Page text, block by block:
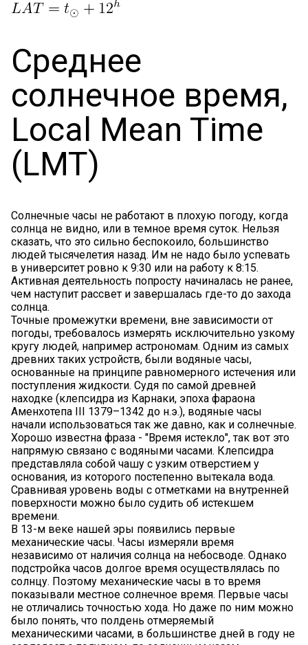
Среднее
солнечное время,
Local Mean Time
(LMT)
Солнечные часы не работают в плохую погоду, когда
солнца не видно, или в темное время суток. Нельзя
сказать, что это сильно беспокоило, большинство
людей тысячелетия назад. Им не надо было успевать
в университет ровно к 9:30 или на работу к 8:15.
Активная деятельность попросту начиналась не ранее,
чем наступит рассвет и завершалась где-то до захода
солнца.
Точные промежутки времени, вне зависимости от
погоды, требовалось измерять исключительно узкому
кругу людей, например астрономам. Одним из самых
древних таких устройств, были водяные часы,
основанные на принципе равномерного истечения или
поступления жидкости. Судя по самой древней
находке (клепсидра из Карнаки, эпоха фараона
Аменхотепа III 1379–1342 до н.э.), водяные часы
начали использоваться так же давно, как и солнечные.
Хорошо известна фраза - "Время истекло", так вот это
напрямую связано с водяными часами. Клепсидра
представляла собой чашу с узким отверстием у
основания, из которого постепенно вытекала вода.
Сравнивая уровень воды с отметками на внутренней
поверхности можно было судить об истекшем
времени.
В 13-м веке нашей эры появились первые
механические часы. Часы измеряли время
независимо от наличия солнца на небосводе. Однако
подстройка часов долгое время осуществлялась по
солнцу. Поэтому механические часы в то время
показывали местное солнечное время. Первые часы
не отличались точностью хода. Но даже по ним можно
было понять, что полдень отмеряемый
механическими часами, в большинстве дней в году не